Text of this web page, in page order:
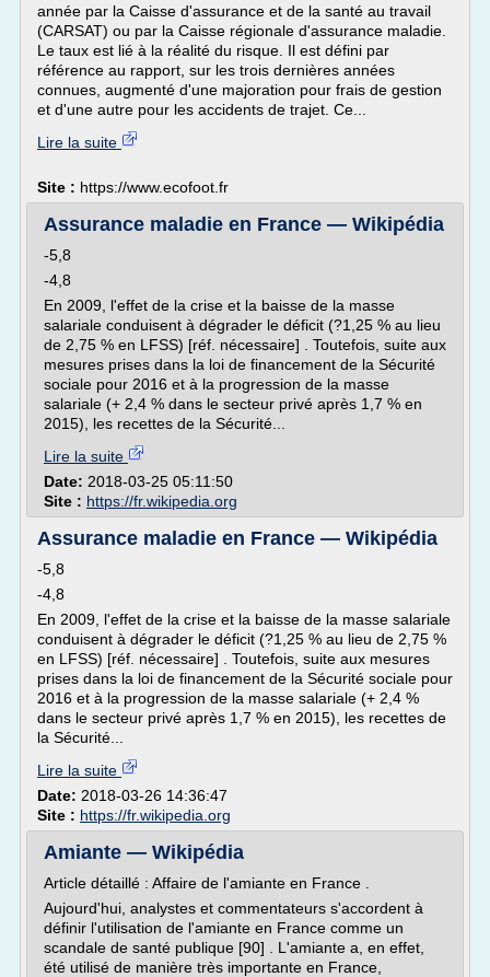
année par la Caisse d'assurance et de la santé au travail
(CARSAT) ou par la Caisse régionale d'assurance maladie.
Le taux est lié à la réalité du risque. Il est défini par
référence au rapport, sur les trois dernières années
connues, augmenté d'une majoration pour frais de gestion
et d'une autre pour les accidents de trajet. Ce...
Lire la suite
Site : https://www.ecofoot.fr
Assurance maladie en France — Wikipédia
-5,8
-4,8
En 2009, l'effet de la crise et la baisse de la masse
salariale conduisent à dégrader le déficit (?1,25 % au lieu
de 2,75 % en LFSS) [réf. nécessaire] . Toutefois, suite aux
mesures prises dans la loi de financement de la Sécurité
sociale pour 2016 et à la progression de la masse
salariale (+ 2,4 % dans le secteur privé après 1,7 % en
2015), les recettes de la Sécurité...
Lire la suite
Date: 2018-03-25 05:11:50
Site : https://fr.wikipedia.org
Assurance maladie en France — Wikipédia
-5,8
-4,8
En 2009, l'effet de la crise et la baisse de la masse salariale
conduisent à dégrader le déficit (?1,25 % au lieu de 2,75 %
en LFSS) [réf. nécessaire] . Toutefois, suite aux mesures
prises dans la loi de financement de la Sécurité sociale pour
2016 et à la progression de la masse salariale (+ 2,4 %
dans le secteur privé après 1,7 % en 2015), les recettes de
la Sécurité...
Lire la suite
Date: 2018-03-26 14:36:47
Site : https://fr.wikipedia.org
Amiante — Wikipédia
Article détaillé : Affaire de l'amiante en France .
Aujourd'hui, analystes et commentateurs s'accordent à
définir l'utilisation de l'amiante en France comme un
scandale de santé publique [90] . L'amiante a, en effet,
été utilisé de manière très importante en France,